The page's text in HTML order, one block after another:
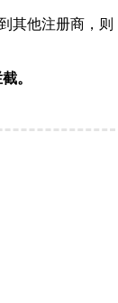
其他注册商，则
。